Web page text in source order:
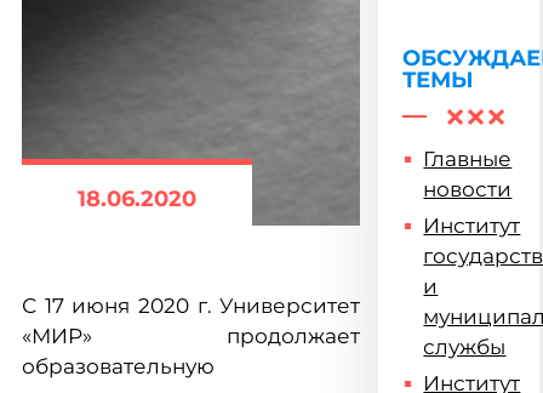
18.06.2020
С 17 июня 2020 г. Университет
«МИР» продолжает
образовательную
жертв
геноцида
советского
народа
ТЕМЫ
Главные
новости
Институт
и
службы
Институт